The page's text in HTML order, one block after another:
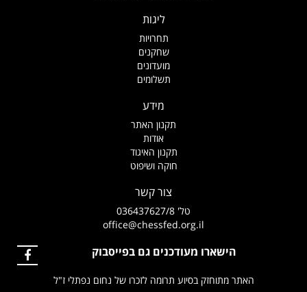
ליגות
תחרויות
שחקנים
מועדונים
תשלומים
מידע
תקנון האתר
אודות
תקנון האיגוד
חוקה ושיפוט
צור קשר
טל' 036437627/8
office@chessfed.org.il
הישארו מעודכנים גם בפייסבוק
האתר מתוחזק בסיוע תרומה לזכרו של נחום נפתלי ז"ל